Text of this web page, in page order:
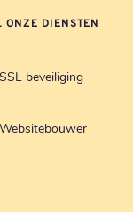
DIENSTEN
SSL beveiliging
Websitebouwer